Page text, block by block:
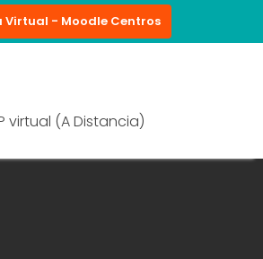
Virtual - Moodle Centros
virtual (A Distancia)